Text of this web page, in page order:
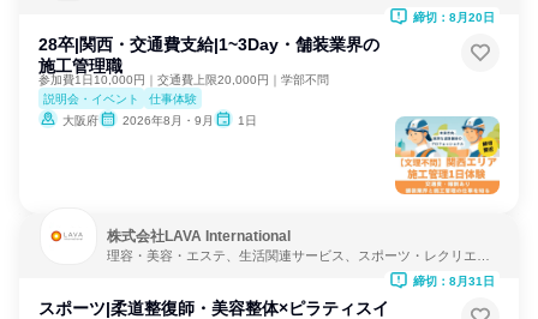
28卒|関西・交通費支給|1~3Day・舗装業界の
施工管理職
参加費1日10,000円｜交通費上限20,000円｜学部不問
説明会・イベント
仕事体験
大阪府
2026年8月・9月 1日
締切：8月20日
株式会社LAVA International
理容・美容・エステ、生活関連サービス、スポーツ・レクリエー
スポーツ|柔道整復師・美容整体×ピラティスイ
締切：8月31日